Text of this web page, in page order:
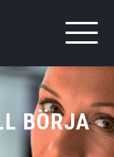
BÖRJA